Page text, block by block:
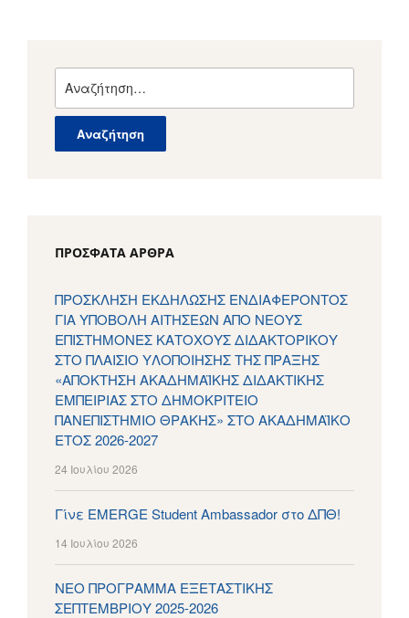
για:
ΠΡΌΣΦΑΤΑ ΆΡΘΡΑ
ΠΡΟΣΚΛΗΣΗ ΕΚΔΗΛΩΣΗΣ ΕΝΔΙΑΦΕΡΟΝΤΟΣ
ΓΙΑ ΥΠΟΒΟΛΗ ΑΙΤΗΣΕΩΝ ΑΠΟ ΝΕΟΥΣ
ΕΠΙΣΤΗΜΟΝΕΣ ΚΑΤΟΧΟΥΣ ΔΙΔΑΚΤΟΡΙΚΟΥ
ΣΤΟ ΠΛΑΙΣΙΟ ΥΛΟΠΟΙΗΣΗΣ ΤΗΣ ΠΡΑΞΗΣ
«ΑΠΟΚΤΗΣΗ ΑΚΑΔΗΜΑΪΚΗΣ ΔΙΔΑΚΤΙΚΗΣ
ΕΜΠΕΙΡΙΑΣ ΣΤΟ ΔΗΜΟΚΡΙΤΕΙΟ
ΠΑΝΕΠΙΣΤΗΜΙΟ ΘΡΑΚΗΣ» ΣΤΟ ΑΚΑΔΗΜΑΪΚΟ
ΕΤΟΣ 2026-2027
24 Ιουλίου 2026
Γίνε EMERGE Student Ambassador στο ΔΠΘ!
14 Ιουλίου 2026
ΝΕΟ ΠΡΟΓΡΑΜΜΑ ΕΞΕΤΑΣΤΙΚΗΣ
ΣΕΠΤΕΜΒΡΙΟΥ 2025-2026